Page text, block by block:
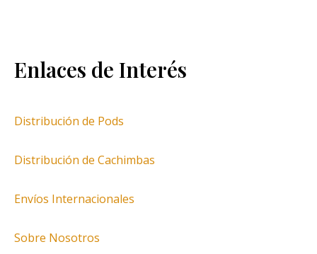
Enlaces de Interés
Distribución de Pods
Distribución de Cachimbas
Envíos Internacionales
Sobre Nosotros